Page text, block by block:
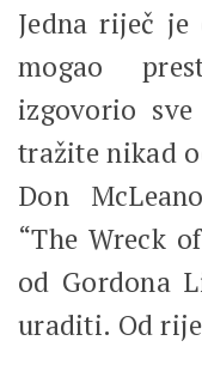
Jedna riječ
mogao
izgovorio
tražite nikad
Don
“The Wreck
od Gordona
uraditi. Od